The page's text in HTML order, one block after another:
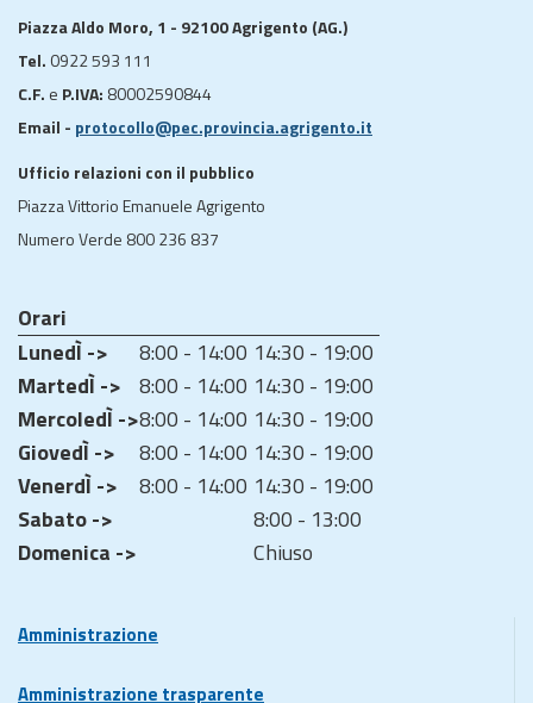
Piazza Aldo Moro, 1 - 92100 Agrigento (AG.)
Tel. 0922 593 111
C.F. e P.IVA: 80002590844
Email - protocollo@pec.provincia.agrigento.it
Ufficio relazioni con il pubblico
Piazza Vittorio Emanuele Agrigento
Numero Verde 800 236 837
Orari
LunedÌ ->
8:00 - 14:00 14:30 - 19:00
MartedÌ -> 8:00 - 14:00 14:30 - 19:00
MercoledÌ ->8:00 - 14:00 14:30 - 19:00
GiovedÌ ->
8:00 - 14:00 14:30 - 19:00
VenerdÌ ->
8:00 - 14:00 14:30 - 19:00
Sabato ->
8:00 - 13:00
Domenica ->
Chiuso
Amministrazione
Amministrazione trasparente